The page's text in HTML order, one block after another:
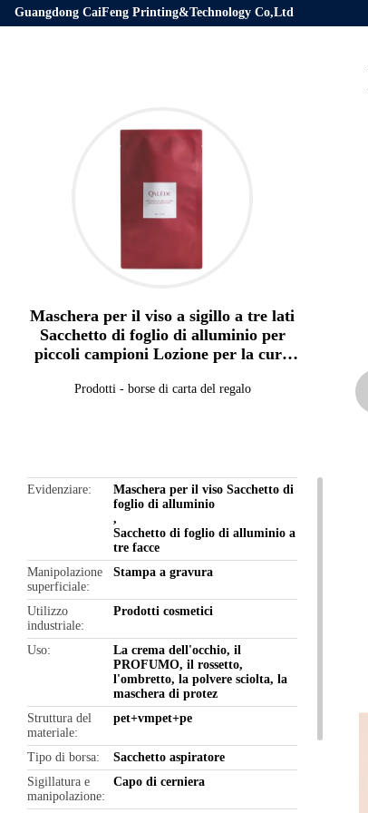
Guangdong CaiFeng Printing&Technology Co,Ltd
Maschera per il viso a sigillo a tre lati
Sacchetto di foglio di alluminio per
piccoli campioni Lozione per la cura
Prodotti - borse di carta del regalo
Evidenziare
Maschera per il viso Sacchetto di
foglio di alluminio
,
Sacchetto di foglio di alluminio a
tre facce
Manipolazione
superficiale
Stampa a gravura
Utilizzo
industriale
Prodotti cosmetici
Uso
La crema dell'occhio, il
PROFUMO, il rossetto,
l'ombretto, la polvere sciolta, la
maschera di protez
Struttura del
materiale
pet+vmpet+pe
Tipo di borsa
Sacchetto aspiratore
Sigillatura e
manipolazione
Capo di cerniera